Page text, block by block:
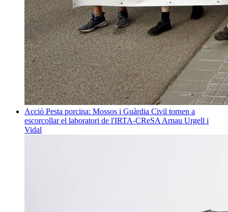
Acció Pesta porcina: Mossos i Guàrdia Civil tornen a
escorcollar el laboratori de l'IRTA-CReSA Arnau Urgell i
Vidal